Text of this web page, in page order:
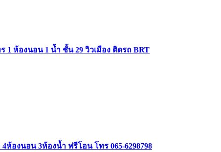
1 ห้องนอน 1 น้ำ ชั้น 29 วิวเมือง ติดรถ BRT
ห้องนอน 3ห้องน้ำ ฟรีโอน โทร 065-6298798